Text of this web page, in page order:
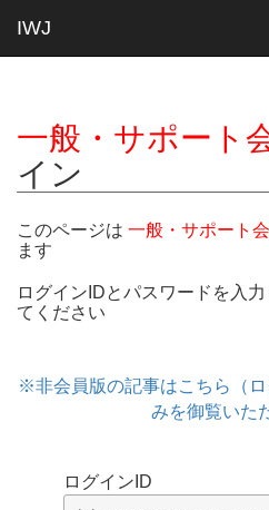
IWJ
一般・サポート
イン
このページは 一般・サポート
ます
ログインIDとパスワードを入
てください
※非会員版の記事はこちら（
みを御覧いた
ログインID